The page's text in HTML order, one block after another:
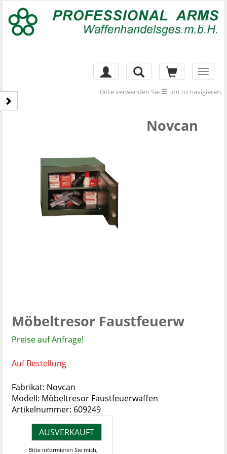
Bitte verwenden Sie um zu navigieren.
Novcan
Möbeltresor Faustfeuerw
Preise auf Anfrage!
Auf Bestellung
Fabrikat: Novcan
Modell: Möbeltresor Faustfeuerwaffen
Artikelnummer: 609249
AUSVERKAUFT